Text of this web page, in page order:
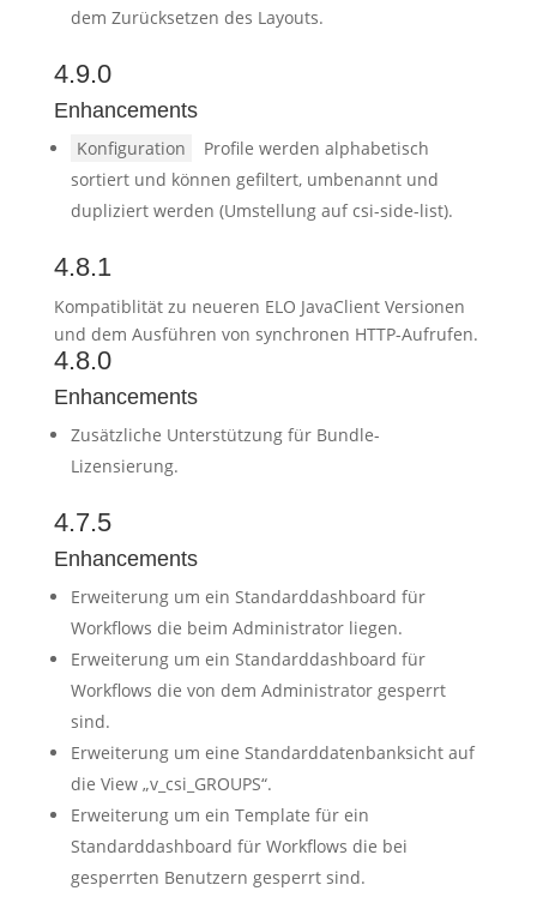
dem Zurücksetzen des Layouts.
4.9.0
Enhancements
Konfiguration
Profile werden alphabetisch
sortiert und können gefiltert, umbenannt und
dupliziert werden (Umstellung auf csi-side-list).
4.8.1
Kompatiblität zu neueren ELO JavaClient Versionen
und dem Ausführen von synchronen HTTP-Aufrufen.
4.8.0
Enhancements
Zusätzliche Unterstützung für Bundle-
Lizensierung.
4.7.5
Enhancements
Erweiterung um ein Standarddashboard für
Workflows die beim Administrator liegen.
Erweiterung um ein Standarddashboard für
Workflows die von dem Administrator gesperrt
sind.
Erweiterung um eine Standarddatenbanksicht auf
die View „v_csi_GROUPS“.
Erweiterung um ein Template für ein
Standarddashboard für Workflows die bei
gesperrten Benutzern gesperrt sind.